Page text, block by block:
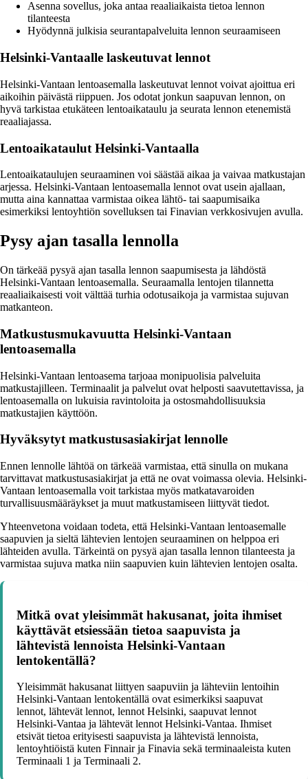
Asenna sovellus, joka antaa reaaliaikaista tietoa lennon
tilanteesta
Hyödynnä julkisia seurantapalveluita lennon seuraamiseen
Helsinki-Vantaalle laskeutuvat lennot
Helsinki-Vantaan lentoasemalla laskeutuvat lennot voivat ajoittua eri
aikoihin päivästä riippuen. Jos odotat jonkun saapuvan lennon, on
hyvä tarkistaa etukäteen lentoaikataulu ja seurata lennon etenemistä
reaaliajassa.
Lentoaikataulut Helsinki-Vantaalla
Lentoaikataulujen seuraaminen voi säästää aikaa ja vaivaa matkustajan
arjessa. Helsinki-Vantaan lentoasemalla lennot ovat usein ajallaan,
mutta aina kannattaa varmistaa oikea lähtö- tai saapumisaika
esimerkiksi lentoyhtiön sovelluksen tai Finavian verkkosivujen avulla.
Pysy ajan tasalla lennolla
On tärkeää pysyä ajan tasalla lennon saapumisesta ja lähdöstä
Helsinki-Vantaan lentoasemalla. Seuraamalla lentojen tilannetta
reaaliaikaisesti voit välttää turhia odotusaikoja ja varmistaa sujuvan
matkanteon.
Matkustusmukavuutta Helsinki-Vantaan
lentoasemalla
Helsinki-Vantaan lentoasema tarjoaa monipuolisia palveluita
matkustajilleen. Terminaalit ja palvelut ovat helposti saavutettavissa, ja
lentoasemalla on lukuisia ravintoloita ja ostosmahdollisuuksia
matkustajien käyttöön.
Hyväksytyt matkustusasiakirjat lennolle
Ennen lennolle lähtöä on tärkeää varmistaa, että sinulla on mukana
tarvittavat matkustusasiakirjat ja että ne ovat voimassa olevia. Helsinki-
Vantaan lentoasemalla voit tarkistaa myös matkatavaroiden
turvallisuusmääräykset ja muut matkustamiseen liittyvät tiedot.
Yhteenvetona voidaan todeta, että Helsinki-Vantaan lentoasemalle
saapuvien ja sieltä lähtevien lentojen seuraaminen on helppoa eri
lähteiden avulla. Tärkeintä on pysyä ajan tasalla lennon tilanteesta ja
varmistaa sujuva matka niin saapuvien kuin lähtevien lentojen osalta.
Mitkä ovat yleisimmät hakusanat, joita ihmiset
käyttävät etsiessään tietoa saapuvista ja
lähtevistä lennoista Helsinki-Vantaan
lentokentällä?
Yleisimmät hakusanat liittyen saapuviin ja lähteviin lentoihin
Helsinki-Vantaan lentokentällä ovat esimerkiksi saapuvat
lennot, lähtevät lennot, lennot Helsinki, saapuvat lennot
Helsinki-Vantaa ja lähtevät lennot Helsinki-Vantaa. Ihmiset
etsivät tietoa erityisesti saapuvista ja lähtevistä lennoista,
lentoyhtiöistä kuten Finnair ja Finavia sekä terminaaleista kuten
Terminaali 1 ja Terminaali 2.